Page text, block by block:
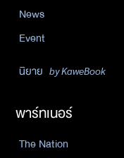
News
Event
นิยาย by KaweBook
พาร์ทเนอร์
The Nation